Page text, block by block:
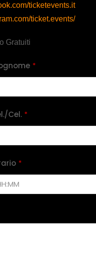
ticketevents.it
ticket.events/
*
Cel. *
*